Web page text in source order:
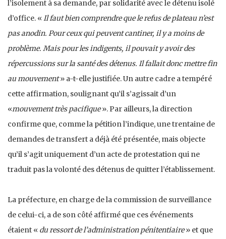
l’isolement à sa demande, par solidarité avec le détenu isolé
d’office. « Il faut bien comprendre que le refus de plateau n’est
pas anodin. Pour ceux qui peuvent cantiner, il y a moins de
problème. Mais pour les indigents, il pouvait y avoir des
répercussions sur la santé des détenus. Il fallait donc mettre fin
au mouvement» a-t-elle justifiée. Un autre cadre a tempéré
cette affirmation, soulignant qu’il s’agissait d’un
«mouvement très pacifique». Par ailleurs, la direction
confirme que, comme la pétition l’indique, une trentaine de
demandes de transfert a déjà été présentée, mais objecte
qu’il s’agit uniquement d’un acte de protestation qui ne
traduit pas la volonté des détenus de quitter l’établissement.
La préfecture, en charge de la commission de surveillance
de celui-ci, a de son côté affirmé que ces événements
étaient « du ressort de l’administration pénitentiaire» et que